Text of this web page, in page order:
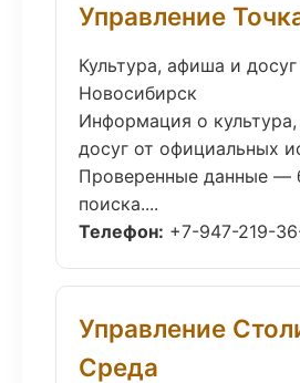
Управление
Культура, афиша и
Новосибирск
Информация о
досуг от официальных
Проверенные данные —
поиска....
Телефон: +7-947-219-
Управление
Среда